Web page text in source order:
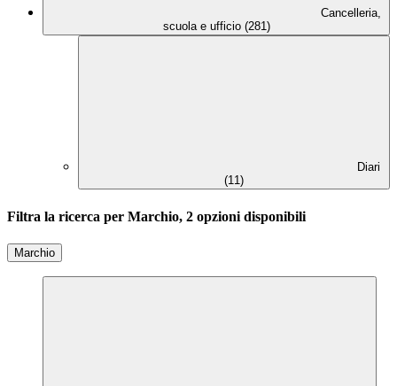
Cancelleria,
scuola e ufficio (281)
Diari
(11)
Filtra la ricerca per Marchio, 2 opzioni disponibili
Marchio